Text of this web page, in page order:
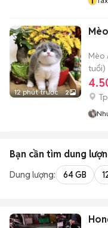
12 phút trước 2
Mèo
tuổi)
Bạn cần tìm dung
Dung lượng: 64 GB